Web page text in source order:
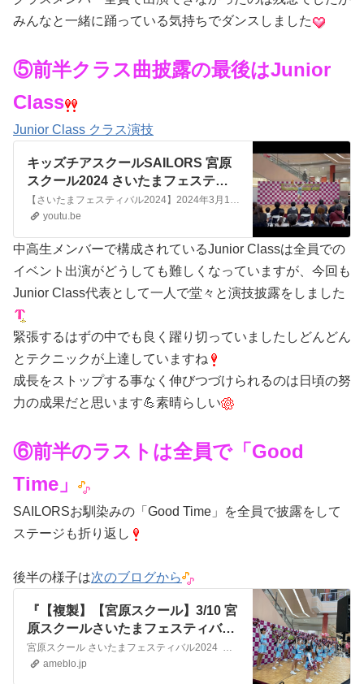
みんなと一緒に踊っている気持ちでダンスしました
⑤前半クラス曲披露の最後はJunior
Class
Junior Class クラス演技
キッズチアスクールSAILORS 宮原
スクール2024 さいたまフェスティ
バル⑤ @kidscheerschool_sailors 【さいたまフェスティバル2024】2024年3月10（日）イオンモール与野にてSAILORS宮原スクールJuniors Classによるクラス演技曲: ①Senorita/ カミラ•カベロ&ショーン•メンデス②Finally/ジョナス•ブルー&RANI⚓️キッズチアスクールSAILORS❤️🤍💙HP...ht...
youtu.be
中高生メンバーで構成されているJunior Classは全員での
イベント出演がどうしても難しくなっていますが、今回も
Junior Class代表として一人で堂々と演技披露をしました
緊張するはずの中でも良く躍り切っていましたしどんどん
とテクニックが上達していますね
成長をストップする事なく伸びつづけられるのは日頃の努
力の成果だと思います💪素晴らしい
⑥前半のラストは全員で「Good
Time」
SAILORSお馴染みの「Good Time」を全員で披露をして
ステージも折り返し
後半の様子は次のブログから
『【複製】【宮原スクール】3/10 宮
原スクールさいたまフェスティバル
2024に出演しました②』
宮原スクール さいたまフェスティバル2024 ３月10日（日）イオンモール与野にてさいたまフェスティバル2024ステージイベントに出演させて頂きました 前回…
ameblo.jp